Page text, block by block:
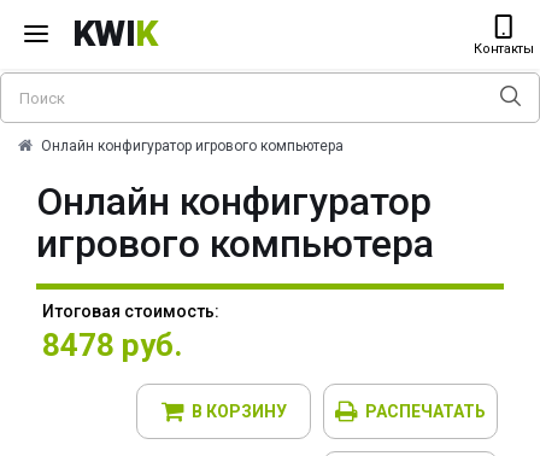
KWIK Контакты
Онлайн конфигуратор игрового компьютера
Онлайн конфигуратор
игрового компьютера
Итоговая стоимость:
8478 руб.
В КОРЗИНУ РАСПЕЧАТАТЬ